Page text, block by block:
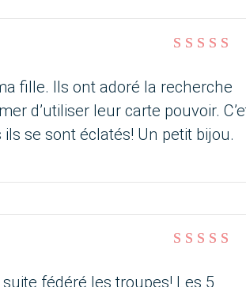
fille. Ils ont adoré la recherche
d’utiliser leur carte pouvoir.
se sont éclatés! Un petit bijou.
fédéré les troupes! Les 5